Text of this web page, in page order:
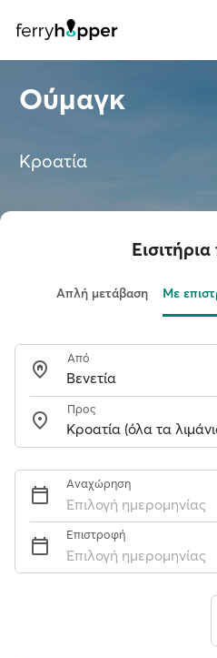
Ούμαγκ
Κροατία
Απλή μετάβαση Με
Από
Προς
Αναχώρηση
Επιλογή ημερομηνίας
Επιστροφή
Επιλογή ημερομηνίας